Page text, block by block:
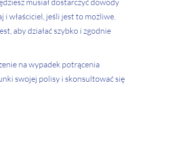
musiał dostarczyć dowody
i właściciel, jeśli jest to możliwe.
aby działać szybko i zgodnie
na wypadek potrącenia
swojej polisy i skonsultować się